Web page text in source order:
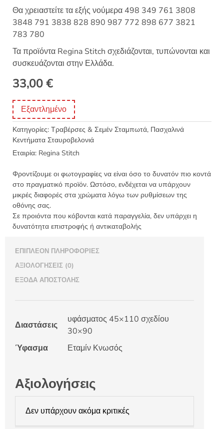
Θα χρειαστείτε τα εξής νούμερα 498 349 761 3808
3848 791 3838 828 890 987 772 898 677 3821
783 780
Τα προϊόντα Regina Stitch σχεδιάζονται, τυπώνονται και
συσκευάζονται στην Ελλάδα.
33,00€
Εξαντλημένο
Κατηγορίες: Τραβέρσες & Σεμέν Σταμπωτά, Πασχαλινά
Κεντήματα Σταυροβελονιά
Εταιρία: Regina Stitch
Φροντίζουμε οι φωτογραφίες να είναι όσο το δυνατόν πιο κοντά
στο πραγματικό προϊόν. Ωστόσο, ενδέχεται να υπάρχουν
μικρές διαφορές στα χρώματα λόγω των ρυθμίσεων της
οθόνης σας.
Σε προιόντα που κόβονται κατά παραγγελία, δεν υπάρχει η
δυνατότητα επιστροφής ή αντικαταβολής
ΕΠΙΠΛΈΟΝ ΠΛΗΡΟΦΟΡΊΕΣ
ΑΞΙΟΛΟΓΉΣΕΙΣ (0)
ΈΞΟΔΑ ΑΠΟΣΤΟΛΉΣ
Διαστάσεις
υφάσματος 45×110 σχεδίου
30×90
Ύφασμα
Εταμίν Κνωσός
Αξιολογήσεις
Δεν υπάρχουν ακόμα κριτικές